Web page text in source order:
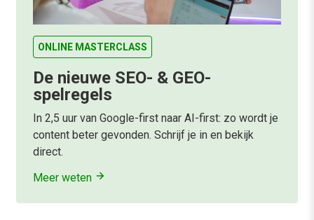
ONLINE MASTERCLASS
De nieuwe SEO- & GEO-
spelregels
In 2,5 uur van Google-first naar AI-first: zo wordt je
content beter gevonden. Schrijf je in en bekijk
direct.
Meer weten